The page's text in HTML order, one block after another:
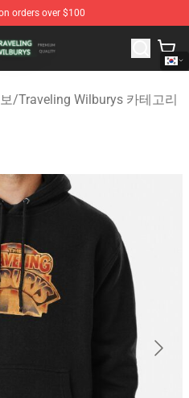
orders over $100
- Official Traveling Wilburys
/Traveling Wilburys 카테고리